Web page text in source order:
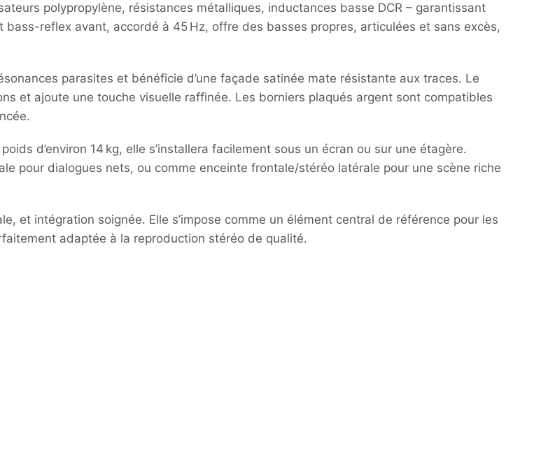
polypropylène, résistances métalliques, inductances basse DCR – garantissant
bass-reflex avant, accordé à 45 Hz, offre des basses propres, articulées et sans excès,
parasites et bénéficie d’une façade satinée mate résistante aux traces. Le
et ajoute une touche visuelle raffinée. Les borniers plaqués argent sont compatibles
d’environ 14 kg, elle s’installera facilement sous un écran ou sur une étagère.
pour dialogues nets, ou comme enceinte frontale/stéréo latérale pour une scène riche
et intégration soignée. Elle s’impose comme un élément central de référence pour les
adaptée à la reproduction stéréo de qualité.